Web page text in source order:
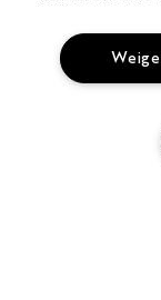
HULP NODIG?
VOLG MIJN
CONTACTEER